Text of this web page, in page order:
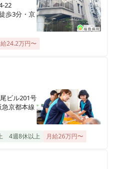
22
歩3分・京
24.2万円〜
ビル201号
急京都本線
4週8休以上 月給26万円〜